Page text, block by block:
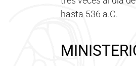
hasta 536 a.C.